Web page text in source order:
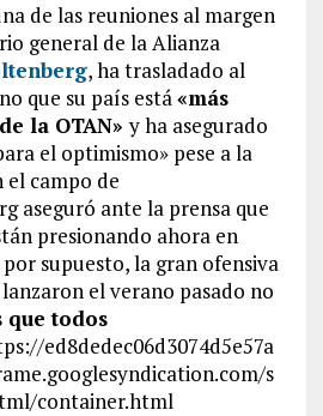
de las reuniones al margen
general de la Alianza
, ha trasladado al
que su país está«más
la OTAN»y ha asegurado
el optimismo» pese a la
el campo de
aseguró ante la prensa que
presionando ahora en
supuesto, la gran ofensiva
el verano pasado no
que todos
ed8dedec06d3074d5e57a
s
container.html